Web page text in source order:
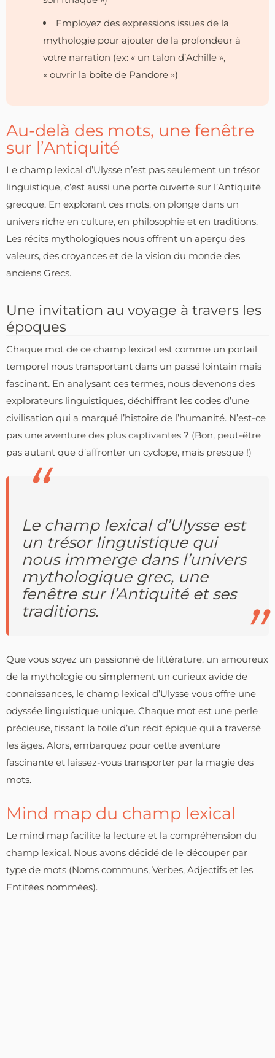
Employez des expressions issues de la
mythologie pour ajouter de la profondeur à
votre narration (ex: « un talon d’Achille »,
« ouvrir la boîte de Pandore »)
Au-delà des mots, une fenêtre
sur l’Antiquité
Le champ lexical d’Ulysse n’est pas seulement un trésor
linguistique, c’est aussi une porte ouverte sur l’Antiquité
grecque. En explorant ces mots, on plonge dans un
univers riche en culture, en philosophie et en traditions.
Les récits mythologiques nous offrent un aperçu des
valeurs, des croyances et de la vision du monde des
anciens Grecs.
Une invitation au voyage à travers les
époques
Chaque mot de ce champ lexical est comme un portail
temporel nous transportant dans un passé lointain mais
fascinant. En analysant ces termes, nous devenons des
explorateurs linguistiques, déchiffrant les codes d’une
civilisation qui a marqué l’histoire de l’humanité. N’est-ce
pas une aventure des plus captivantes ? (Bon, peut-être
pas autant que d’affronter un cyclope, mais presque !)
Le champ lexical d’Ulysse est
un trésor linguistique qui
nous immerge dans l’univers
mythologique grec, une
fenêtre sur l’Antiquité et ses
traditions.
Que vous soyez un passionné de littérature, un amoureux
de la mythologie ou simplement un curieux avide de
connaissances, le champ lexical d’Ulysse vous offre une
odyssée linguistique unique. Chaque mot est une perle
précieuse, tissant la toile d’un récit épique qui a traversé
les âges. Alors, embarquez pour cette aventure
fascinante et laissez-vous transporter par la magie des
mots.
Mind map du champ lexical
Le mind map facilite la lecture et la compréhension du
champ lexical. Nous avons décidé de le découper par
type de mots (Noms communs, Verbes, Adjectifs et les
Entitées nommées).